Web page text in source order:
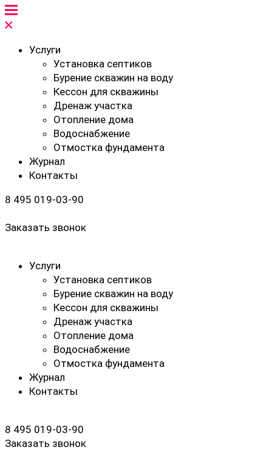
Услуги
Установка септиков
Бурение скважин на воду
Кессон для скважины
Дренаж участка
Отопление дома
Водоснабжение
Отмостка фундамента
Журнал
Контакты
8 495 019-03-90
Заказать звонок
Услуги
Установка септиков
Бурение скважин на воду
Кессон для скважины
Дренаж участка
Отопление дома
Водоснабжение
Отмостка фундамента
Журнал
Контакты
8 495 019-03-90
Заказать звонок